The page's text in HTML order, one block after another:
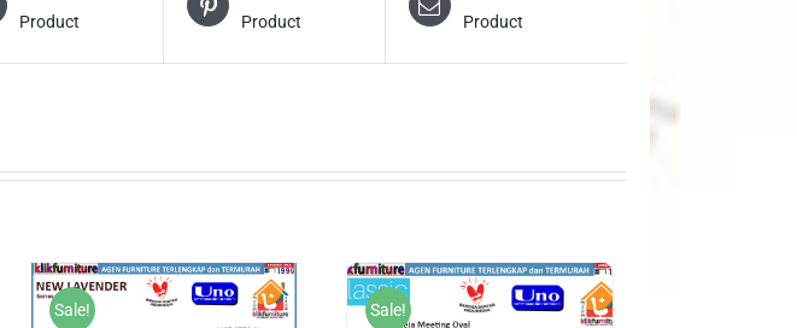
Product
Product
Product
Sale! Sale!